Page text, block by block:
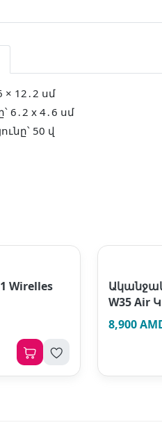
× 12․2 սմ
x 4․6 սմ
50 վ
Wirelles
W35 Air
8,900